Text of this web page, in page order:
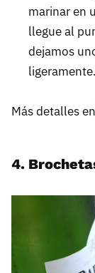
marinar en
llegue al
dejamos
Más detalles en
4.